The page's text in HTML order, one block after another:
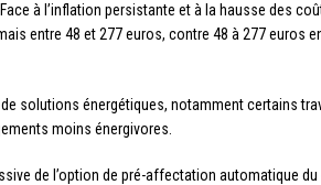
à l’inflation persistante et à la hausse des
entre 48 et 277 euros, contre 48 à 277 euros
solutions énergétiques, notamment certains
moins énergivores.
de l’option de pré-affectation automatique